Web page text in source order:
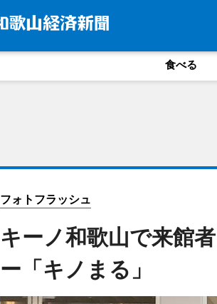
食べる
フォトフラッシュ
キーノ和歌山で来館
ー「キノまる」